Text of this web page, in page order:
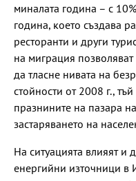
миналата година – с
година, което създава
ресторанти и други
на миграция
да тласне нивата на
стойности от 2008 г.,
празнините на пазара
застаряването на
На ситуацията влияят и
енергийни източници в